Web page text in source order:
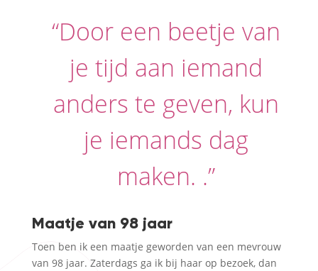
“Door een beetje van
je tijd aan iemand
anders te geven, kun
je iemands dag
maken. .”
Maatje van 98 jaar
Toen ben ik een maatje geworden van een mevrouw
van 98 jaar. Zaterdags ga ik bij haar op bezoek, dan